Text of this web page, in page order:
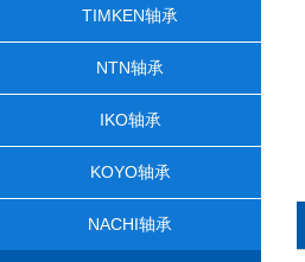
TIMKEN轴承
NTN轴承
IKO轴承
KOYO轴承
NACHI轴承